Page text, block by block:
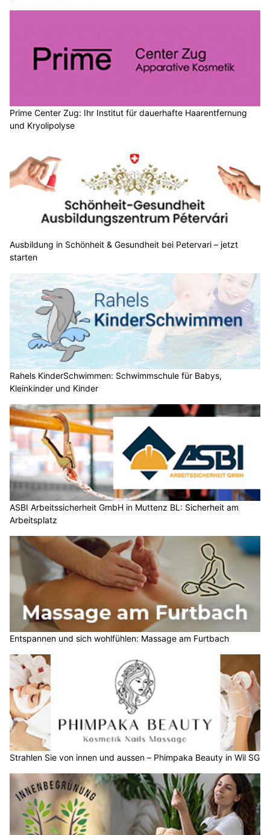
Prime Center Zug: Ihr Institut für dauerhafte Haarentfernung
und Kryolipolyse
Ausbildung in Schönheit & Gesundheit bei Petervari – jetzt
starten
Rahels KinderSchwimmen: Schwimmschule für Babys,
Kleinkinder und Kinder
ASBI Arbeitssicherheit GmbH in Muttenz BL: Sicherheit am
Arbeitsplatz
Entspannen und sich wohlfühlen: Massage am Furtbach
Strahlen Sie von innen und aussen – Phimpaka Beauty in Wil SG